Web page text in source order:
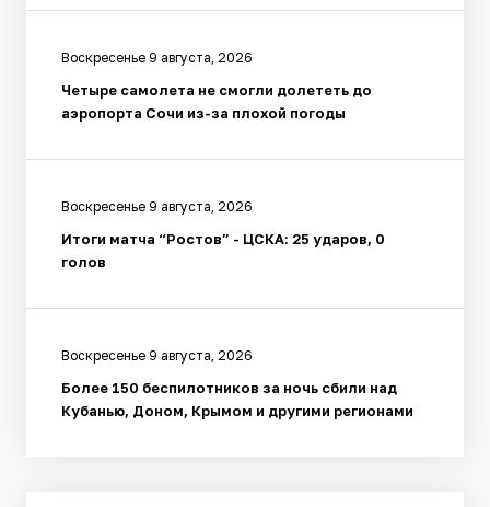
Воскресенье 9 августа, 2026
Четыре самолета не смогли долететь до
аэропорта Сочи из-за плохой погоды
Воскресенье 9 августа, 2026
Итоги матча “Ростов” - ЦСКА: 25 ударов, 0
голов
Воскресенье 9 августа, 2026
Более 150 беспилотников за ночь сбили над
Кубанью, Доном, Крымом и другими регионами